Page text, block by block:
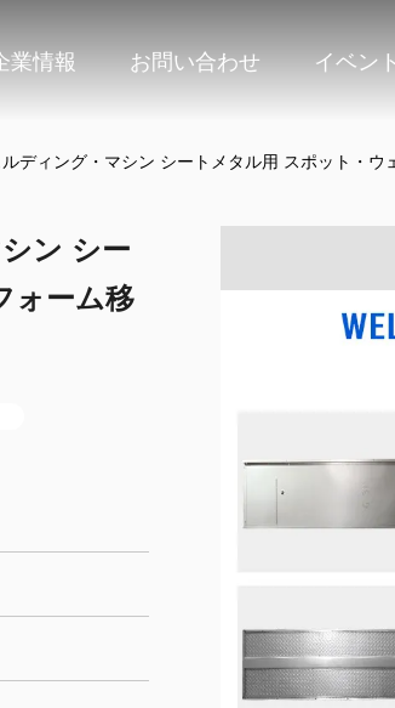
業情報 お問い合わせ イベン
ディング・マシン シートメタル用 スポット・ウ
ン シー
ォーム移